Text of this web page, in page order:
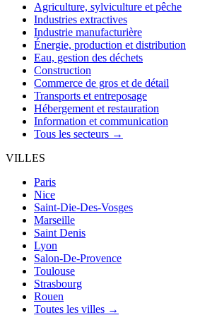
Agriculture, sylviculture et pêche
Industries extractives
Industrie manufacturière
Énergie, production et distribution
Eau, gestion des déchets
Construction
Commerce de gros et de détail
Transports et entreposage
Hébergement et restauration
Information et communication
Tous les secteurs →
VILLES
Paris
Nice
Saint-Die-Des-Vosges
Marseille
Saint Denis
Lyon
Salon-De-Provence
Toulouse
Strasbourg
Rouen
Toutes les villes →